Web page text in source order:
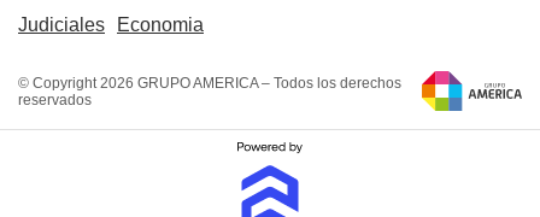
Judiciales
Economia
© Copyright 2026 GRUPO AMERICA – Todos los derechos
reservados